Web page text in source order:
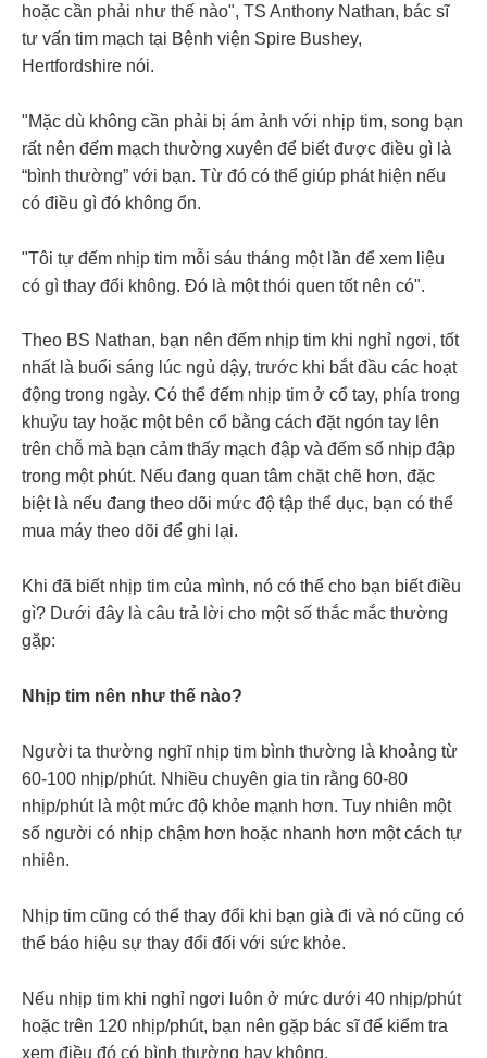
hoặc cần phải như thế nào", TS Anthony Nathan, bác sĩ
tư vấn tim mạch tại Bệnh viện Spire Bushey,
Hertfordshire nói.
"Mặc dù không cần phải bị ám ảnh với nhịp tim, song bạn
rất nên đếm mạch thường xuyên để biết được điều gì là
“bình thường” với bạn. Từ đó có thể giúp phát hiện nếu
có điều gì đó không ổn.
"Tôi tự đếm nhịp tim mỗi sáu tháng một lần để xem liệu
có gì thay đổi không. Đó là một thói quen tốt nên có".
Theo BS Nathan, bạn nên đếm nhịp tim khi nghỉ ngơi, tốt
nhất là buổi sáng lúc ngủ dậy, trước khi bắt đầu các hoạt
động trong ngày. Có thể đếm nhịp tim ở cổ tay, phía trong
khuỷu tay hoặc một bên cổ bằng cách đặt ngón tay lên
trên chỗ mà bạn cảm thấy mạch đập và đếm số nhịp đập
trong một phút. Nếu đang quan tâm chặt chẽ hơn, đặc
biệt là nếu đang theo dõi mức độ tập thể dục, bạn có thể
mua máy theo dõi để ghi lại.
Khi đã biết nhịp tim của mình, nó có thể cho bạn biết điều
gì? Dưới đây là câu trả lời cho một số thắc mắc thường
gặp:
Nhịp tim nên như thế nào?
Người ta thường nghĩ nhịp tim bình thường là khoảng từ
60-100 nhịp/phút. Nhiều chuyên gia tin rằng 60-80
nhịp/phút là một mức độ khỏe mạnh hơn. Tuy nhiên một
số người có nhịp chậm hơn hoặc nhanh hơn một cách tự
nhiên.
Nhịp tim cũng có thể thay đổi khi bạn già đi và nó cũng có
thể báo hiệu sự thay đổi đối với sức khỏe.
Nếu nhịp tim khi nghỉ ngơi luôn ở mức dưới 40 nhịp/phút
hoặc trên 120 nhịp/phút, bạn nên gặp bác sĩ để kiểm tra
xem điều đó có bình thường hay không.